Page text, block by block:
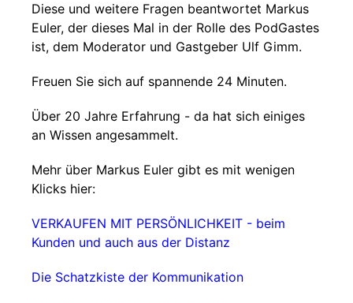
Diese und weitere Fragen beantwortet Markus
Euler, der dieses Mal in der Rolle des PodGastes
ist, dem Moderator und Gastgeber Ulf Gimm.
Freuen Sie sich auf spannende 24 Minuten.
Über 20 Jahre Erfahrung - da hat sich einiges
an Wissen angesammelt.
Mehr über Markus Euler gibt es mit wenigen
Klicks hier:
VERKAUFEN MIT PERSÖNLICHKEIT - beim
Kunden und auch aus der Distanz
Die Schatzkiste der Kommunikation